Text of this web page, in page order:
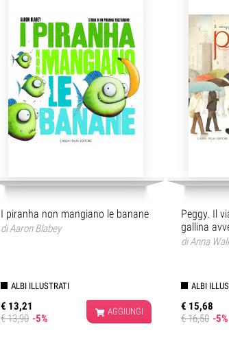
I piranha non mangiano le banane
diAaron Blabey
ALBI ILLUSTRATI
€ 13,21
€ 13,90 -5%
AGGIUNGI
Peggy. Il
gallina
diAnna
ALBI
€ 15,68
€ 16,50 -5%